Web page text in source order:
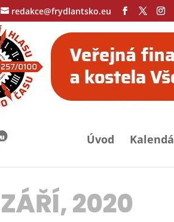
redakce@frydlantsko.eu
Úvod
ZÁŘÍ, 2020